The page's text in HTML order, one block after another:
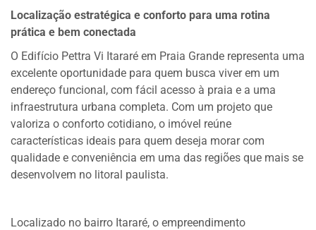
Localização estratégica e conforto para uma rotina
prática e bem conectada
O Edifício Pettra Vi Itararé em Praia Grande representa uma
excelente oportunidade para quem busca viver em um
endereço funcional, com fácil acesso à praia e a uma
infraestrutura urbana completa. Com um projeto que
valoriza o conforto cotidiano, o imóvel reúne
características ideais para quem deseja morar com
qualidade e conveniência em uma das regiões que mais se
desenvolvem no litoral paulista.
Localizado no bairro Itararé, o empreendimento